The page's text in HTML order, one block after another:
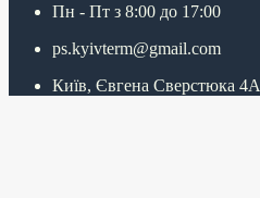
Пн - Пт з 8:00 до 17:00
ps.kyivterm@gmail.com
Київ, Євгена Сверстюка 4А